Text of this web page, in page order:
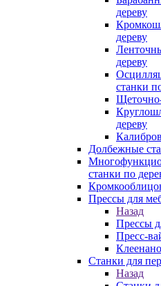
дереву
дереву
дереву
станки
дереву
Долбежные
станки по
Прессы для
Назад
Прессы
Пресс-
Станки для
Назад